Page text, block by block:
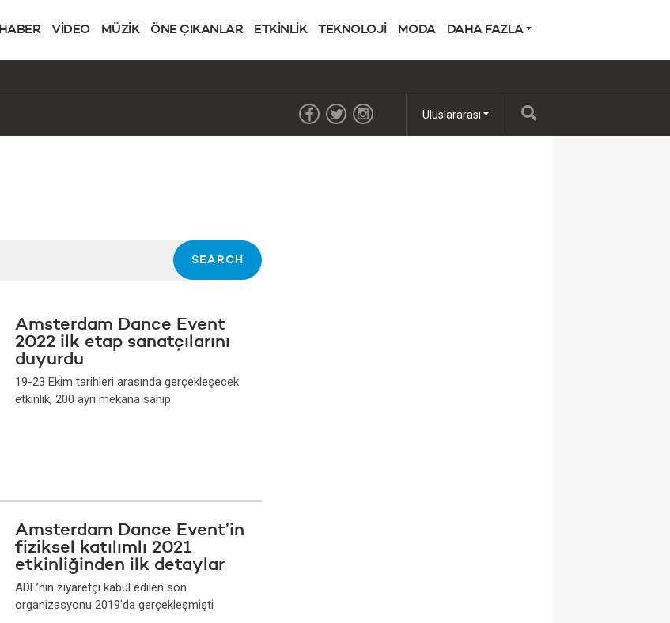
HABER VİDEO MÜZİK ÖNE ÇIKANLAR ETKİNLİK TEKNOLOJİ MODA DAHA FAZLA
Uluslararası
Amsterdam Dance Event
2022 ilk etap sanatçılarını
duyurdu
19-23 Ekim tarihleri arasında gerçekleşecek
etkinlik, 200 ayrı mekana sahip
Amsterdam Dance Event’in
fiziksel katılımlı 2021
etkinliğinden ilk detaylar
ADE’nin ziyaretçi kabul edilen son
organizasyonu 2019’da gerçekleşmişti